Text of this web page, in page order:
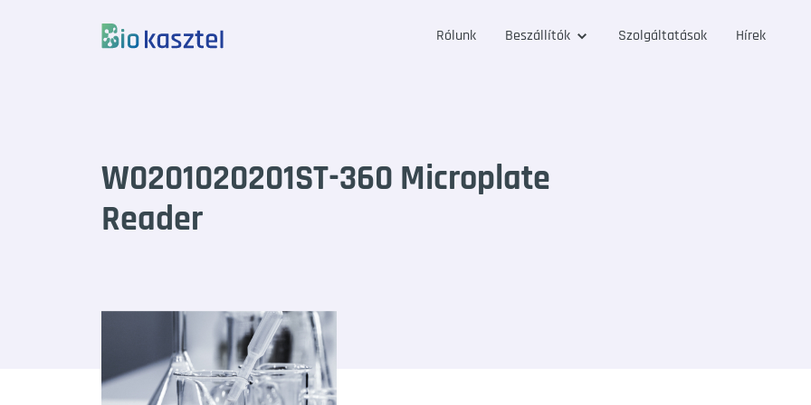
Rólunk Beszállítók Szolgáltatások Hírek
W0201020201ST-360 Microplate
Reader